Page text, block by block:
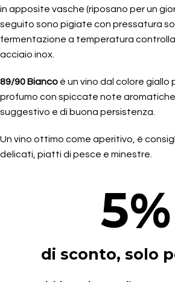
in apposite vasche (riposano per un
seguito sono pigiate con pressatura
fermentazione a temperatura
acciaio inox.
89/90 Bianco è un vino dal colore giallo
profumo con spiccate note aromatiche
suggestivo e di buona persistenza.
Un vino ottimo come aperitivo, è
delicati, piatti di pesce e minestre.
5%
di sconto, solo